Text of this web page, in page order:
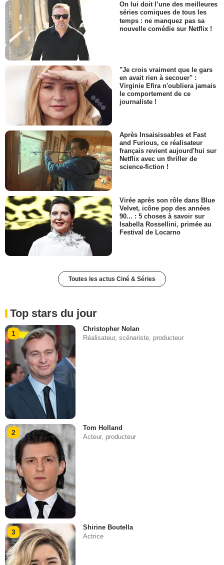
On lui doit l’une des meilleures
séries comiques de tous les
temps : ne manquez pas sa
nouvelle comédie sur Netflix !
"Je crois vraiment que le gars
en avait rien à secouer" :
Virginie Efira n'oubliera jamais
le comportement de ce
journaliste !
Après Insaisissables et Fast
and Furious, ce réalisateur
français revient aujourd'hui sur
Netflix avec un thriller de
science-fiction !
Virée après son rôle dans Blue
Velvet, icône pop des années
90... : 5 choses à savoir sur
Isabella Rossellini, primée au
Festival de Locarno
Toutes les actus Ciné & Séries
Top stars du jour
1
Christopher Nolan
Réalisateur, scénariste, producteur
2
Tom Holland
Acteur, producteur
3
Shirine Boutella
Actrice